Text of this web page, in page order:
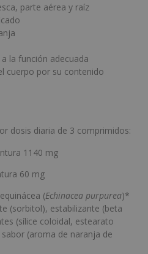
parte aérea y raíz
la función adecuada
cuerpo por su contenido
dosis diaria de 3 comprimidos:
1140 mg
60 mg
(Echinacea purpurea)*
(sorbitol), estabilizante (beta
(sílice coloidal, estearato
(aroma de naranja de